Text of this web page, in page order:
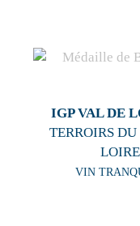
IGP VAL DE
TERROIRS
VIN